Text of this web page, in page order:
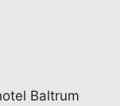
Baltrum